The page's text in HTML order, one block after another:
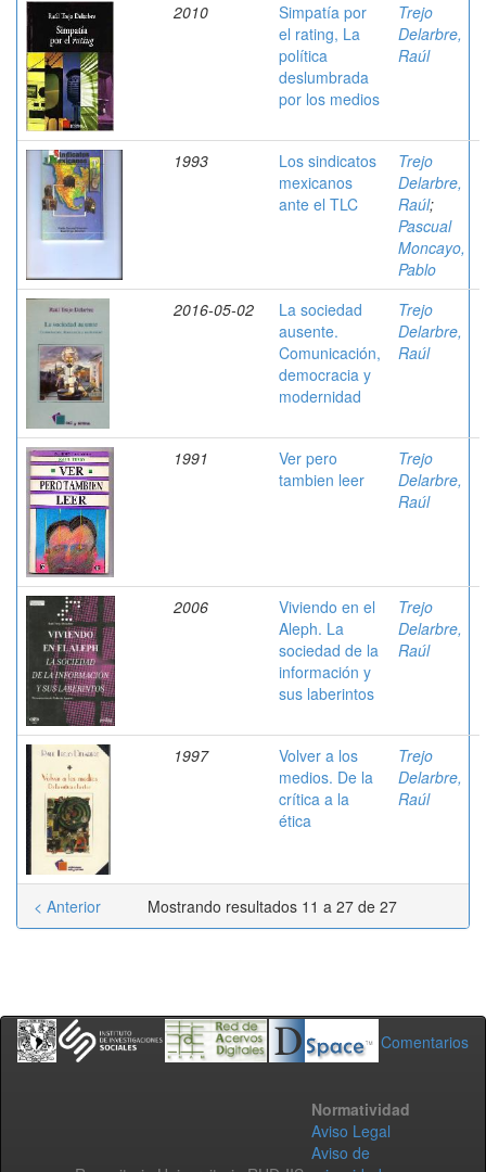
2010
Simpatía por
el rating, La
política
deslumbrada
por los medios
Trejo
Delarbre,
Raúl
1993
Los sindicatos
mexicanos
ante el TLC
Trejo
Delarbre,
Raúl;
Pascual
Moncayo,
Pablo
2016-05-02
La sociedad
ausente.
Comunicación,
democracia y
modernidad
Trejo
Delarbre,
Raúl
1991
Ver pero
tambien leer
Trejo
Delarbre,
Raúl
2006
Viviendo en el
Aleph. La
sociedad de la
información y
sus laberintos
Trejo
Delarbre,
Raúl
1997
Volver a los
medios. De la
crítica a la
ética
Trejo
Delarbre,
Raúl
Mostrando resultados 11 a 27 de 27
< Anterior
Comentarios
Normatividad
Aviso Legal
Aviso de